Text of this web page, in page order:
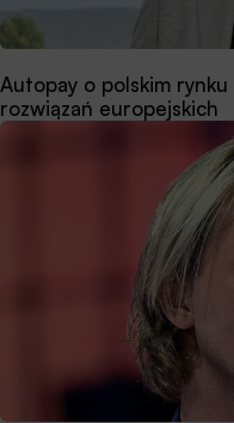
Autopay o polskim
rozwiązań europejskich